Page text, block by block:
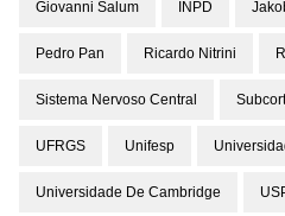
Giovanni Salum INPD
Pedro Pan Ricardo Nitrini
Sistema Nervoso Central
UFRGS Unifesp
Universidade De Cambridge